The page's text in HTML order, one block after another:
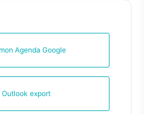
Agenda Google
Outlook export